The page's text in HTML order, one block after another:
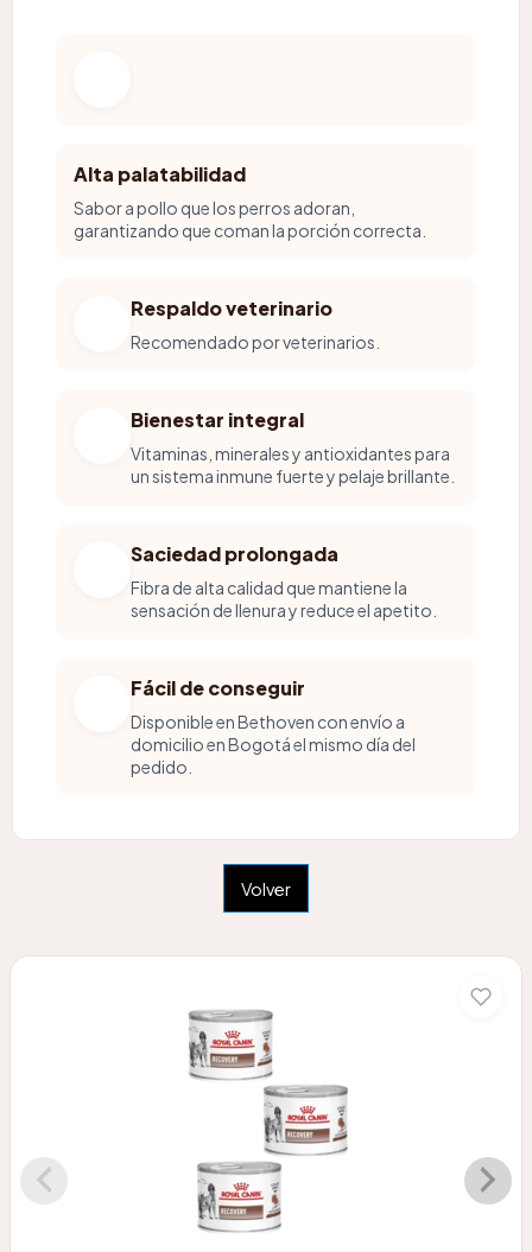
Alta palatabilidad
Sabor a pollo que los perros adoran,
garantizando que coman la porción correcta.
Respaldo veterinario
Recomendado por veterinarios.
Bienestar integral
Vitaminas, minerales y antioxidantes para
un sistema inmune fuerte y pelaje brillante.
Saciedad prolongada
Fibra de alta calidad que mantiene la
sensación de llenura y reduce el apetito.
Fácil de conseguir
Disponible en Bethoven con envío a
domicilio en Bogotá el mismo día del
pedido.
Volver